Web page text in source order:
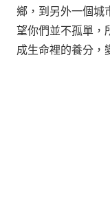
鄉，到另外一個城
望你們並不孤單，
成生命裡的養分，